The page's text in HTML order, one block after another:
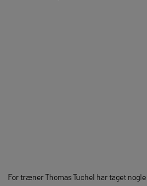
For træner Thomas Tuchel har taget